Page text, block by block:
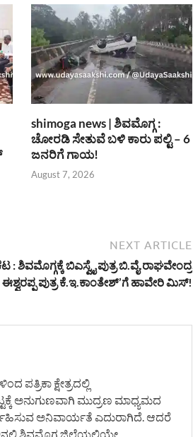
shimoga news | ಶಿವಮೊಗ್ಗ :
ಚೋರಡಿ ಸೇತುವೆ ಬಳಿ ಕಾರು ಪಲ್ಟಿ – 6
ಜನರಿಗೆ ಗಾಯ!
August 7, 2026
NEXT ARTICLE
: ಶಿವಮೊಗ್ಗಕ್ಕೆ ಬಿಎಸ್ವೈ ಪುತ್ರ ಬಿ.ವೈ.ರಾಘವೇಂದ್ರ
ಈಶ್ವರಪ್ಪ ಪುತ್ರ ಕೆ.ಇ.ಕಾಂತೇಶ್’ಗೆ ಹಾವೇರಿ ಮಿಸ್!
ಪತ್ರಿಕಾ ಕ್ಷೇತ್ರದಲ್ಲಿ
ಅನುಗುಣವಾಗಿ ಮುದ್ರಣ ಮಾಧ್ಯಮದ
ಅನಿವಾರ್ಯತೆ ಎದುರಾಗಿದೆ. ಆದರೆ
ಶಿವಮೊಗ್ಗ ಜಿಲ್ಲೆಯಲ್ಲಿಯೇ